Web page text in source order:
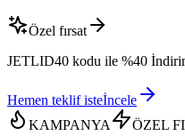
Özel fırsat
JETLID40 kodu ile %40
Hemen teklif isteİncele
KAMPANYA
ÖZEL